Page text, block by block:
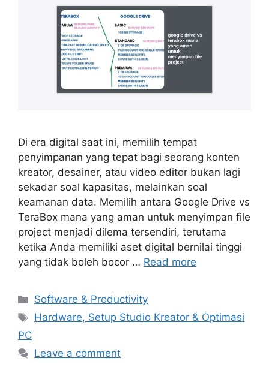
Di era digital saat ini, memilih tempat
penyimpanan yang tepat bagi seorang konten
kreator, desainer, atau video editor bukan lagi
sekadar soal kapasitas, melainkan soal
keamanan data. Memilih antara Google Drive vs
TeraBox mana yang aman untuk menyimpan file
project menjadi dilema tersendiri, terutama
ketika Anda memiliki aset digital bernilai tinggi
yang tidak boleh bocor … Read more
Categories
Software & Productivity
Tags
Hardware, Setup Studio Kreator & Optimasi
PC
Leave a comment